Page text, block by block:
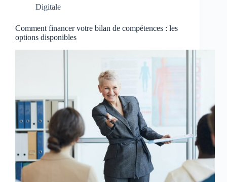
Digitale
Comment financer votre bilan de compétences : les
options disponibles